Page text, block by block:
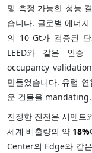
및 측정 가능한 성능
습니다. 글로벌 에너
의 10 Gt가 검증된
LEED와 같은 인
occupancy
만들었습니다. 유럽
운 건물을 mandating.
진정한 진전은 시멘트
세계 배출량의 약 18%
Center의 Edge와 같